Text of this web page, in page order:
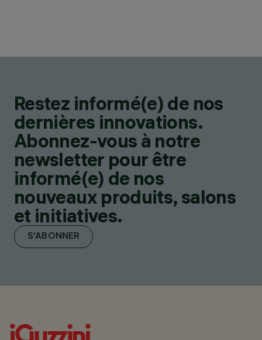
Restez informé(e) de nos
dernières innovations.
Abonnez-vous à notre
newsletter pour être
informé(e) de nos
nouveaux produits, salons
et initiatives.
S'ABONNER